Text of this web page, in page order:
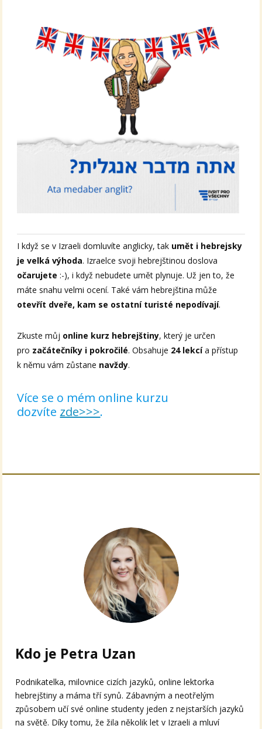
I když se v Izraeli domluvíte anglicky, tak umět i hebrejsky
je velká výhoda. Izraelce svoji hebrejštinou doslova
očarujete:-), i když nebudete umět plynuje. Už jen to, že
máte snahu velmi ocení. Také vám hebrejština může
otevřít dveře, kam se ostatní turisté nepodívají.
Zkuste můj online kurz hebrejštiny, který je určen
pro začátečníky i pokročilé. Obsahuje 24 lekcía přístup
k němu vám zůstane navždy.
Více se o mém online kurzu
dozvíte zde>>>.
Kdo je Petra Uzan
Podnikatelka, milovnice cizích jazyků, online lektorka
hebrejštiny a máma tří synů. Zábavným a neotřelým
způsobem učí své online studenty jeden z nejstarších jazyků
na světě. Díky tomu, že žila několik let v Izraeli a mluví